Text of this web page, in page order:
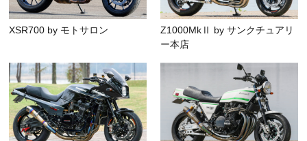
XSR700 by モトサロン
Z1000MkⅡ by サンクチュアリ
ー本店